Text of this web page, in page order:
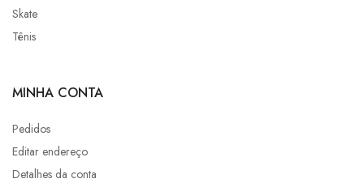
Skate
Tênis
MINHA CONTA
Pedidos
Editar endereço
Detalhes da conta